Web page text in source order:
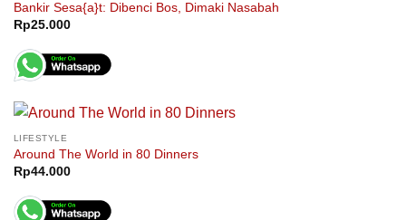
Bankir Sesa{a}t: Dibenci Bos, Dimaki Nasabah
Rp25.000
LIFESTYLE
Around The World in 80 Dinners
Rp44.000